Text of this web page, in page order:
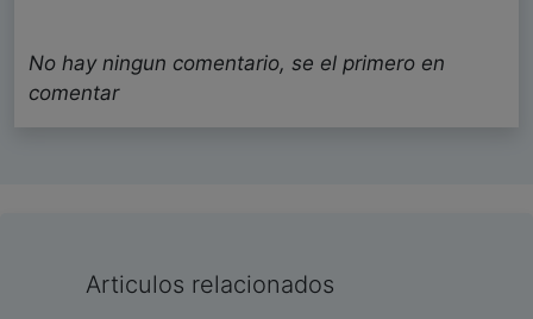
No hay ningun comentario, se el primero en
comentar
Articulos relacionados